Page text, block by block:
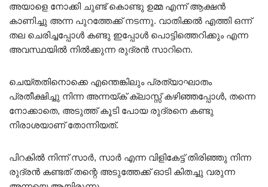
അയാളെ നോക്കി ചുണ്ട് കൊണ്ടു ഉമ്മഎന്ന് ആക്ഷൻ
കാണിച്ചു അന്ന പുറത്തേക്ക് നടന്നു. വാതിക്കൽ എത്തി ഒന്ന്
തല ചെരിച്ചപ്പോൾ കണ്ടു ഇപ്പോൾ പൊട്ടിത്തെറിക്കും എന്ന
അവസ്ഥയിൽ നിൽക്കുന്ന രുദ്രൻ സാറിനെ.
ചെയ്തതിനൊക്കെ എന്തെങ്കിലും പ്രത്യാഘാതം
പ്രതീക്ഷിച്ചു നിന്ന അന്നയ്ക് ക്ലാസ്സ്‌ കഴിഞ്ഞപ്പോൾ, തന്നെ
നോക്കാതെ, അടുത്ത് കൂടി പോയ രുദ്രനെ കണ്ടു
നിരാശയാണ് തോന്നിയത്.
പിറകിൽ നിന്ന് സാർ, സാർ എന്ന വിളികേട്ട് തിരിഞ്ഞു നിന്ന
രുദ്രൻ കണ്ടത് തന്റെ അടുത്തേക്ക് ഓടി കിതച്ചു വരുന്ന